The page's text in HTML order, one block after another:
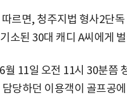
르면, 청주지법 형사2단
소된 30대 캐디 A씨에게
월 11일 오전 11시 30분쯤
당하던 이용객이 골프공